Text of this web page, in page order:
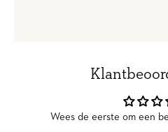
Wees de eerste om een